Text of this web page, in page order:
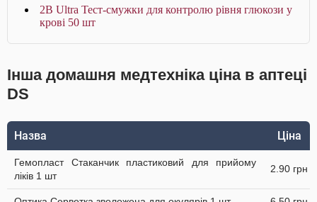
2B Ultra Тест-смужки для контролю рівня глюкози у
крові 50 шт
Інша домашня медтехніка ціна в аптеці
DS
Назва Ціна
Гемопласт Стаканчик пластиковий для прийому
ліків 1 шт
2.90 грн